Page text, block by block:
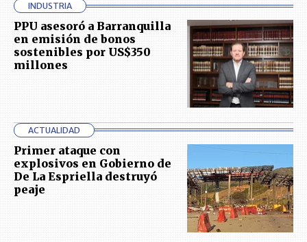
INDUSTRIA
PPU asesoró a Barranquilla
en emisión de bonos
sostenibles por US$350
millones
ACTUALIDAD
Primer ataque con
explosivos en Gobierno de
De La Espriella destruyó
peaje